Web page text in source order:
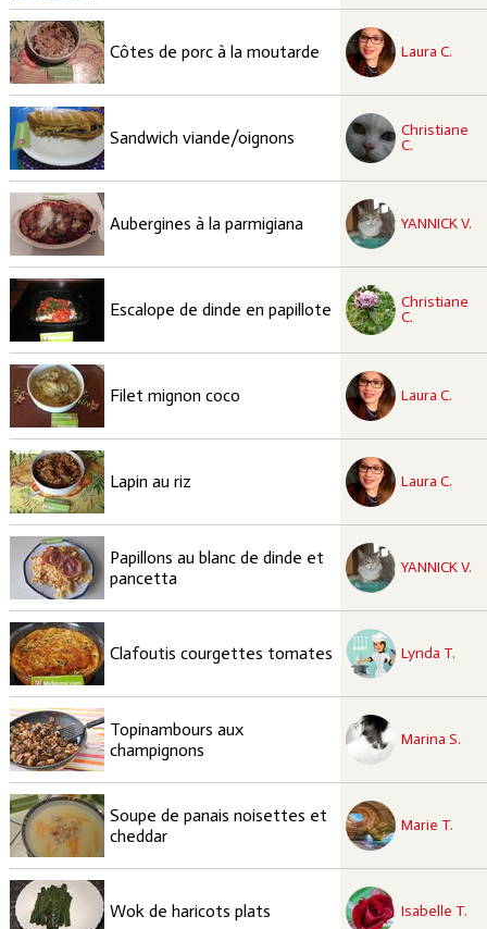
Côtes de porc à la moutarde Laura C.
recette à tester
Sandwich viande/oignons
Christiane
C.
recette à tester
Aubergines à la parmigiana YANNICK V.
recette à tester
Escalope de dinde en papillote
Christiane
C.
recette à tester
Filet mignon coco Laura C.
recette à tester
Lapin au riz Laura C.
recette à tester
Papillons au blanc de dinde et
pancetta
YANNICK V.
recette à tester
Clafoutis courgettes tomates Lynda T.
recette à tester
Topinambours aux
champignons
Marina S.
recette à tester
Soupe de panais noisettes et
cheddar
Marie T.
recette à tester
Wok de haricots plats Isabelle T.
recette à tester